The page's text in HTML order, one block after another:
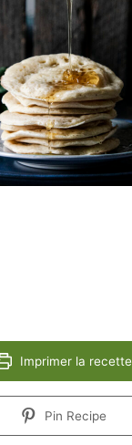
Imprimer la recette
Pin Recipe